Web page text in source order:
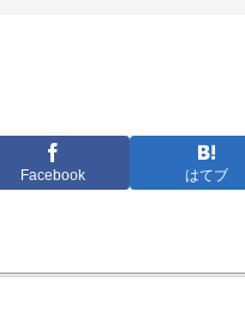
Facebook はてブ